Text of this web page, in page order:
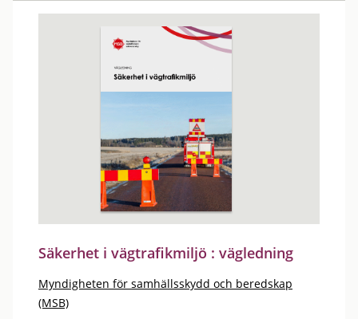
Säkerhet i vägtrafikmiljö : vägledning
Myndigheten för samhällsskydd och beredskap
(MSB)